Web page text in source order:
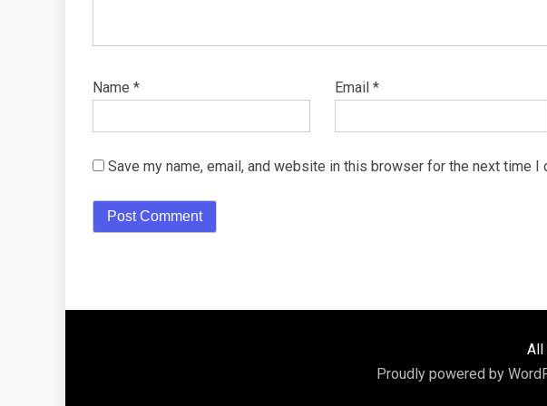
Name * Email *
Save my name, email, and website in this browser for the next time I
All
Proudly powered by